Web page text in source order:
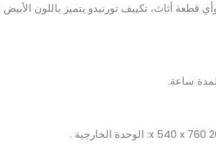
أثاث، تكييف تورنيدو يتميز باللون الأبيض